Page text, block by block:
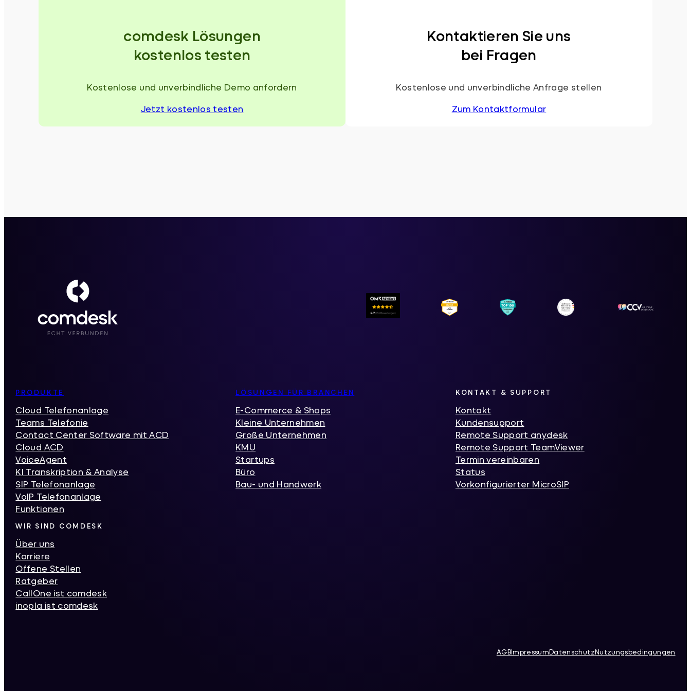
comdesk Lösungen
kostenlos testen
Kostenlose und unverbindliche Demo anfordern
Jetzt kostenlos testen
Kontaktieren Sie uns
bei Fragen
Kostenlose und unverbindliche Anfrage stellen
Zum Kontaktformular
Inhaltsverzeichnis
PRODUKTE
Cloud Telefonanlage
Teams Telefonie
Contact Center Software mit ACD
Cloud ACD
VoiceAgent
KI Transkription & Analyse
SIP Telefonanlage
VoIP Telefonanlage
Funktionen
LÖSUNGEN FÜR BRANCHEN
E-Commerce & Shops
Kleine Unternehmen
Große Unternehmen
KMU
Startups
Büro
Bau- und Handwerk
KONTAKT & SUPPORT
Kontakt
Kundensupport
Remote Support anydesk
Remote Support TeamViewer
Termin vereinbaren
Status
Vorkonfigurierter MicroSIP
WIR SIND COMDESK
Über uns
Karriere
Offene Stellen
Ratgeber
CallOne ist comdesk
inopla ist comdesk
AGBImpressumDatenschutzNutzungsbedingungen